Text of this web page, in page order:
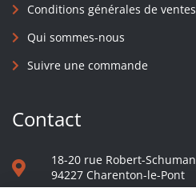
Conditions générales de ventes
Qui sommes-nous
Suivre une commande
Contact
18-20 rue Robert-Schuman
94227 Charenton-le-Pont